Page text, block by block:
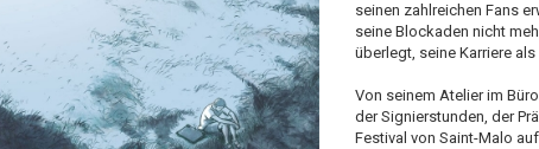
seinen zahlreichen Fans
seine Blockaden nicht
überlegt, seine Karriere
Von seinem Atelier im
der Signierstunden, der
Festival von Saint-Malo